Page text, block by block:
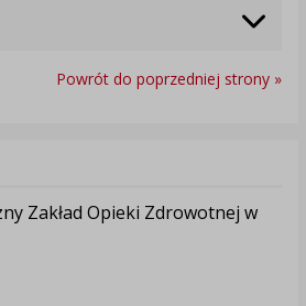
Powrót do poprzedniej strony »
Zakład Opieki Zdrowotnej w